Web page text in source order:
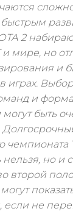
2
мире, но
и
играх.
и
быть
чемпионата
но и
второй
не